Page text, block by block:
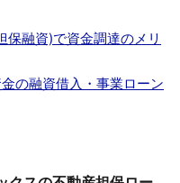
保融資)で資金調達のメリ
の融資借入・事業ローン